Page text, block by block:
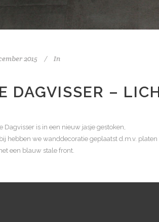
2015 In
DAGVISSER –
Dagvisser is in een nieuw jasje gestoken,
hebben we wanddecoratie geplaatst d.m.v.
een blauw stale front.